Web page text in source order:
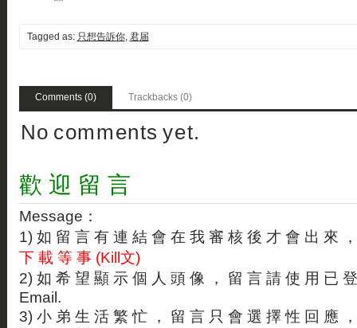
Tagged as: 只想告訴你, 君届
Comments (0) Trackbacks (0)
No comments yet.
歡 迎 留 言
Message：
1) 如 留 言 有 連 結 會 在 我 審 核 後 才 會 出 來
下 載 等 事 (Kill文)
2) 如 希 望 顯 示 個 人 頭 像 ， 留 言 請 使 用 已
Email.
3) 小 弟 生 活 繁 忙 ， 留 言 只 會 選 擇 性 回 應